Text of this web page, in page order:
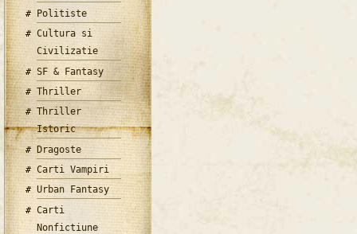
Politiste
Cultura si
Civilizatie
SF & Fantasy
Thriller
Thriller
Istoric
Dragoste
Carti Vampiri
Urban Fantasy
Carti
Nonfictiune